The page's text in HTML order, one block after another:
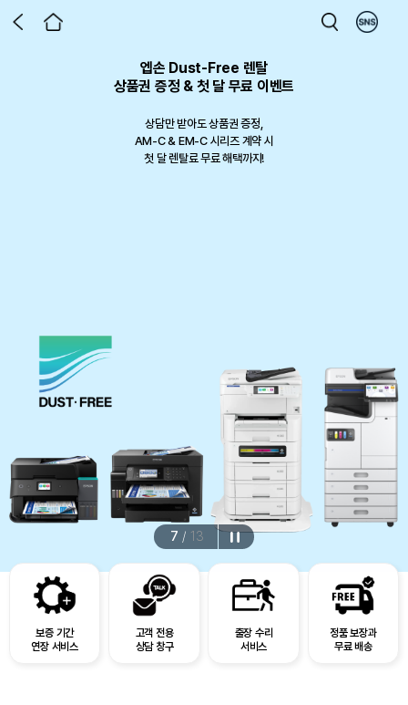
프로젝터로 만든 홈시네마
리뷰 남기고 상품권 받아가세요!
프로젝터 구매 후 달라진 우리 집 일상의 순간,
생생한 사진과 글을 남기고 최대 50만원 상품권까지 챙겨가세요!
이벤트 기간 : 2026-08-01 ~ 2026-09-30
Epson X Milwaukee
FORCE 패키지 재입고!
작업을 완성하는 두가지 기준 PRECISION FORCE
프린터의 정밀함과 밀워키의 힘으로 현장 작업의 완성도를 높여보세요.
대 31% 할인 판매 중
엡손 라운지 x DUUL 런칭 기념 이벤트
홈시네마 프로젝터, 이제 가구까
지 한번에
799,000원 상당의 프리미엄 거실장을 무료로
엡손 라운지 전용 포토 프린터 패키지
프린톡 패키지 출시
일상과 비즈니스 스팟에서 손쉬운 사진 출력 서비스를 제공합니다.
포토 리뷰 작성 시 신세계 상품권 3만원 증정
제4회 디지털 텍스타일 프린팅 공모전
나만의 작품
2026.06.01 ~ 2026.09.30
엡손 라운지 홈 에듀 프로모션
Safa 3 in 1 코팅/제본기
그림일기, 단어카드는 물론 사무실에서도 사용가능
12% 할인에 증정품 이벤트까지
엡손 Dust-Free 렌탈
상품권 증정 & 첫 달 무료 이벤트
상담만 받아도 상품권 증정,
AM-C & EM-C 시리즈 계약 시
첫 달 렌탈료 무료 해택까지!
7 / 13
보증 기간
연장 서비스
고객 전용
상담 창구
출장 수리
서비스
정품 보장과
무료 배송